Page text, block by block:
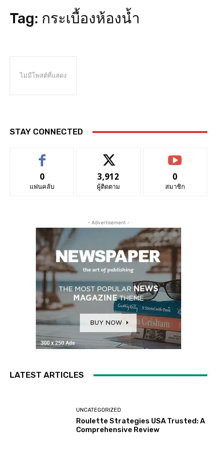
Tag: กระเบื้องห้องน้ำ
ไม่มีโพสต์ที่แสดง
STAY CONNECTED
0
แฟนคลับ
3,912
ผู้ติดตาม
0
สมาชิก
- Advertisement -
LATEST ARTICLES
UNCATEGORIZED
Roulette Strategies USA Trusted: A
Comprehensive Review